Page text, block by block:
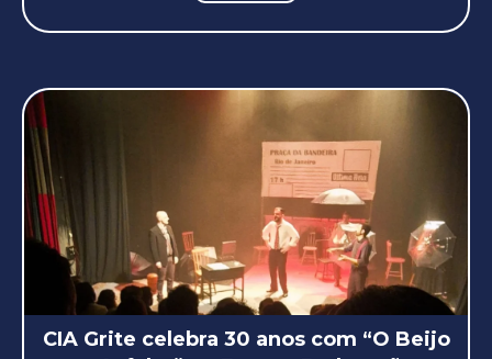
CIA Grite celebra 30 anos com “O Beijo